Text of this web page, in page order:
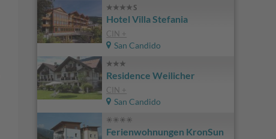
Hotel Villa Stefania
CIN +
San Candido
Residence Weilicher
CIN +
San Candido
Ferienwohnungen KronSun